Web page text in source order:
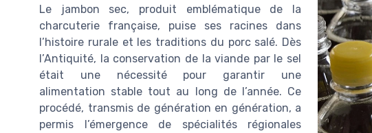
Le jambon sec, produit emblématique de la
charcuterie française, puise ses racines dans
l’histoire rurale et les traditions du porc salé. Dès
l’Antiquité, la conservation de la viande par le sel
était une nécessité pour garantir une
alimentation stable tout au long de l’année. Ce
procédé, transmis de génération en génération, a
permis l’émergence de spécialités régionales